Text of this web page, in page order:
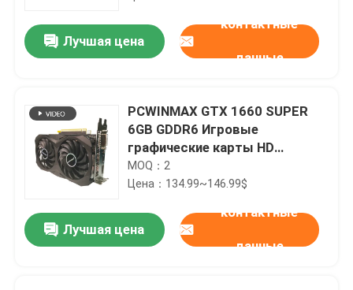
Лучшая цена
контактные
данные
PCWINMAX GTX 1660 SUPER
6GB GDDR6 Игровые
графические карты HD
Интерфейс 1785 Mhz
MOQ：2
Цена：134.99~146.99$
Лучшая цена
контактные
данные